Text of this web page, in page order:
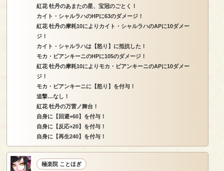
紅花 牡丹のあまたの星、宝冠のごとく！
カイト・シャルラハのHPに63のダメージ！
紅花 牡丹の摩耗10によりカイト・シャルラハのAPに10ダメー
ジ！
カイト・シャルラハは【怒り】に抵抗した！
モカ・ビアンキーニのHPに105のダメージ！
紅花 牡丹の摩耗10によりモカ・ビアンキーニのAPに10ダメー
ジ！
モカ・ビアンキーニに【怒り】を付与！
追撃…なし！
紅花 牡丹の万雷ノ舞台！
自身に【回避+60】を付与！
自身に【反応+20】を付与！
自身に【再生240】を付与！
極楽院 ことほぎ